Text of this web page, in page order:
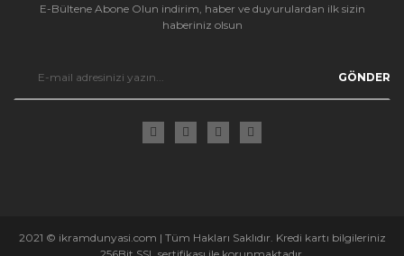
E-Bültene Abone Olun indirim, haber ve duyurulardan ilk sizin
haberiniz olsun
GÖNDER
2021 © ikramdunyasi.com | Tüm Hakları Saklıdır. Kredi kartı bilgileriniz